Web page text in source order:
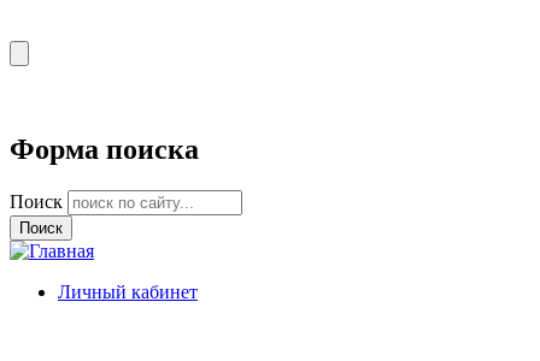
Форма поиска
Поиск
Личный кабинет